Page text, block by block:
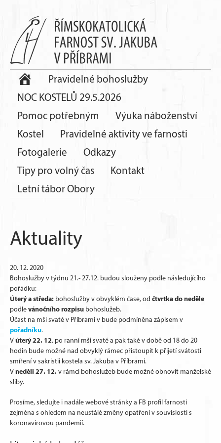
Pravidelné bohoslužby
NOC KOSTELŮ 29.5.2026
Pomoc potřebným
Výuka náboženství
Kostel
Pravidelné aktivity ve farnosti
Fotogalerie
Odkazy
Tipy pro volný čas
Kontakt
Letní tábor Obory
Aktuality
20. 12. 2020
Bohoslužby v týdnu 21.- 27.12. budou slouženy podle následujícího
pořádku:
Úterý a středa: bohoslužby v obvyklém čase, od čtvrtka do neděle
podlevánočního rozpisu bohoslužeb.
Účast na mši svaté v Příbrami v bude podmíněna zápisem v
pořadníku.
Vúterý 22. 12. po ranní mši svaté a pak také v době od 18 do 20
hodin bude možné nad obvyklý rámec přistoupit k přijetí svátosti
smíření v sakristii kostela sv. Jakuba v Příbrami.
Vneděli 27. 12.v rámci bohoslužeb bude možné obnovit manželské
sliby.
Prosíme, sledujte i nadále webové stránky a FB profil farnosti
zejména s ohledem na neustálé změny opatření v souvislosti s
koronavirovou pandemií.